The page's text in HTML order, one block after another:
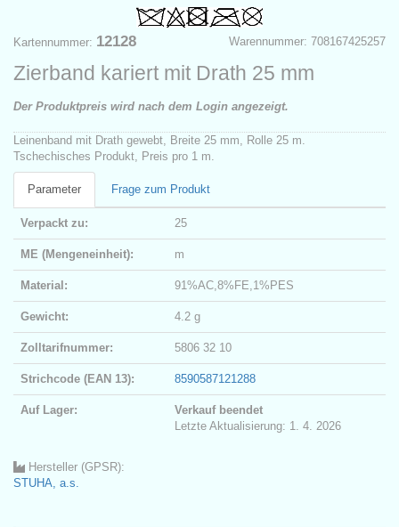
Warennummer: 708167425257
Kartennummer: 12128
Zierband kariert mit Drath 25 mm
Der Produktpreis wird nach dem Login angezeigt.
Leinenband mit Drath gewebt, Breite 25 mm, Rolle 25 m.
Tschechisches Produkt, Preis pro 1 m.
Parameter Frage zum Produkt
Verpackt zu: 25
ME (Mengeneinheit): m
Material: 91%AC,8%FE,1%PES
Gewicht: 4.2 g
Zolltarifnummer: 5806 32 10
Strichcode (EAN 13): 8590587121288
Auf Lager:
Verkauf beendet
Letzte Aktualisierung: 1. 4. 2026
Hersteller (GPSR):
STUHA, a.s.